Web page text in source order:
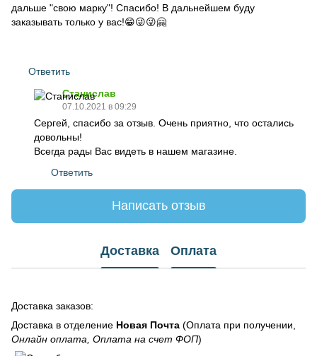
дальше "свою марку"! Спасибо! В дальнейшем буду
заказывать только у вас!😁😜😜🤗
Ответить
Станислав
07.10.2021 в 09:29
Сергей, спасибо за отзыв. Очень приятно, что остались
довольны!
Всегда рады Вас видеть в нашем магазине.
Ответить
Написать отзыв
Доставка Оплата
Доставка заказов:
Доставка в отделение Новая Почта (Оплата при получении,
Онлайн оплата, Оплата на счет ФОП)